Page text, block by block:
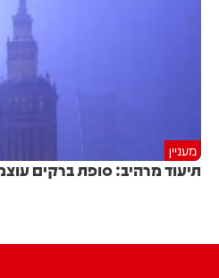
מעניין
תיעוד מרהיב: סופת ברקים